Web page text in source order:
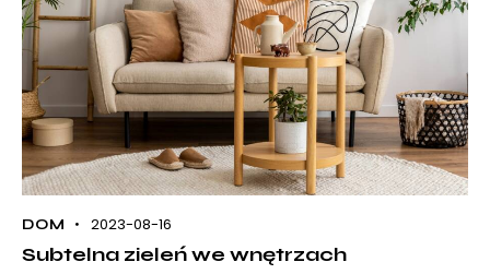
DOM 2023-08-16
Subtelna zieleń we wnętrzach